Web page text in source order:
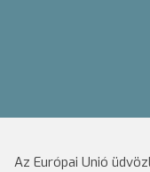
Az Európai Unió